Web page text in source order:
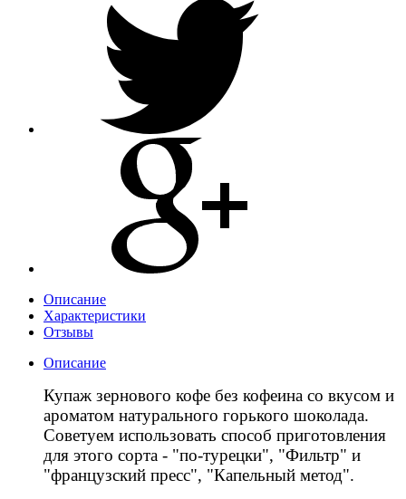
Описание
Характеристики
Отзывы
Описание
Купаж зернового кофе без кофеина со вкусом и
ароматом натурального горького шоколада.
Советуем использовать способ приготовления
для этого сорта - "по-турецки", "Фильтр" и
"французский пресс", "Капельный метод".